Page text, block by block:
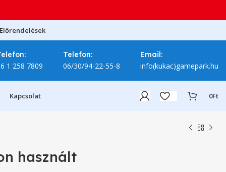
Előrendelések
1 258 7809
Telefon:
06/30/94-22-55-8
Email:
info(kukac)gamepark.hu
Kapcsolat 0Ft
használt